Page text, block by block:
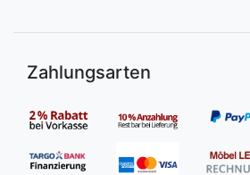
Zahlungsarten